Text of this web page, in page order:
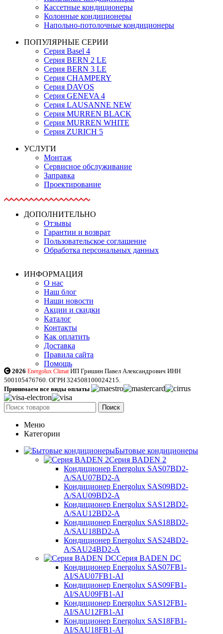
Кассетные кондиционеры
Колонные кондиционеры
Напольно-потолочные кондиционеры
ПОПУЛЯРНЫЕ СЕРИИ
Серия Basel 4
Серия BERN 2 LE
Серия BERN 3 LE
Серия CHAMPERY
Серия DAVOS
Серия GENEVA 4
Серия LAUSANNE NEW
Серия MURREN BLACK
Серия MURREN WHITE
Серия ZURICH 5
УСЛУГИ
Монтаж
Сервисное обслуживание
Заправка
Проектирование
ДОПОЛНИТЕЛЬНО
Отзывы
Гарантии и возврат
Пользовательское соглашение
Обработка персональных данных
ИНФОРМАЦИЯ
О нас
Наш блог
Наши новости
Акции и скидки
Каталог
Контакты
Как оплатить
Доставка
Правила сайта
Помощь
2026 Energolux ClimatИП Гришин Павел Александрович ИНН
500105476760. ОГРН 324508100024215.
Принимаем все виды оплаты
Поиск
Меню
Категории
Бытовые кондиционеры
Серия BADEN 2
Кондиционер Energolux SAS07BD2-
A/SAU07BD2-A
Кондиционер Energolux SAS09BD2-
A/SAU09BD2-A
Кондиционер Energolux SAS12BD2-
A/SAU12BD2-A
Кондиционер Energolux SAS18BD2-
A/SAU18BD2-A
Кондиционер Energolux SAS24BD2-
A/SAU24BD2-A
Серия BADEN DC
Кондиционер Energolux SAS07FB1-
AI/SAU07FB1-AI
Кондиционер Energolux SAS09FB1-
AI/SAU09FB1-AI
Кондиционер Energolux SAS12FB1-
AI/SAU12FB1-AI
Кондиционер Energolux SAS18FB1-
AI/SAU18FB1-AI